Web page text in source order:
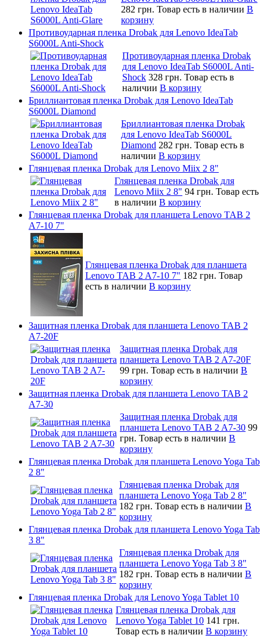
282 грн. Товар есть в наличии В
корзину
Противоударная пленка Drobak для Lenovo IdeaTab
S6000L Anti-Shock
Противоударная пленка Drobak
для Lenovo IdeaTab S6000L Anti-
Shock 328 грн. Товар есть в
наличии В корзину
Бриллиантовая пленка Drobak для Lenovo IdeaTab
S6000L Diamond
Бриллиантовая пленка Drobak
для Lenovo IdeaTab S6000L
Diamond 282 грн. Товар есть в
наличии В корзину
Глянцевая пленка Drobak для Lenovo Miix 2 8"
Глянцевая пленка Drobak для
Lenovo Miix 2 8" 94 грн. Товар есть
в наличии В корзину
Глянцевая пленка Drobak для планшета Lenovo TAB 2
A7-10 7"
Глянцевая пленка Drobak для планшета
Lenovo TAB 2 A7-10 7" 182 грн. Товар
есть в наличии В корзину
Защитная пленка Drobak для планшета Lenovo TAB 2
A7-20F
Защитная пленка Drobak для
планшета Lenovo TAB 2 A7-20F
99 грн. Товар есть в наличии В
корзину
Защитная пленка Drobak для планшета Lenovo TAB 2
A7-30
Защитная пленка Drobak для
планшета Lenovo TAB 2 A7-30 99
грн. Товар есть в наличии В
корзину
Глянцевая пленка Drobak для планшета Lenovo Yoga Tab
2 8"
Глянцевая пленка Drobak для
планшета Lenovo Yoga Tab 2 8"
182 грн. Товар есть в наличии В
корзину
Глянцевая пленка Drobak для планшета Lenovo Yoga Tab
3 8"
Глянцевая пленка Drobak для
планшета Lenovo Yoga Tab 3 8"
182 грн. Товар есть в наличии В
корзину
Глянцевая пленка Drobak для Lenovo Yoga Tablet 10
Глянцевая пленка Drobak для
Lenovo Yoga Tablet 10 141 грн.
Товар есть в наличии В корзину